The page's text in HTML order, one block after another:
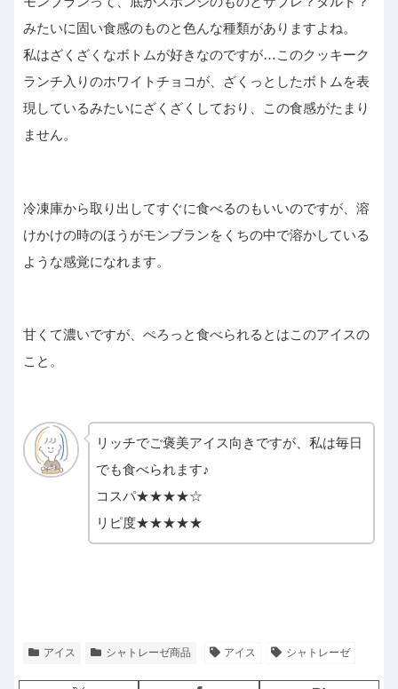
みたいに固い食感のものと色んな種類がありますよね。
私はざくざくなボトムが好きなのですが…このクッキーク
ランチ入りのホワイトチョコが、ざくっとしたボトムを表
現しているみたいにざくざくしており、この食感がたまり
ません。
冷凍庫から取り出してすぐに食べるのもいいのですが、溶
けかけの時のほうがモンブランをくちの中で溶かしている
ような感覚になれます。
甘くて濃いですが、ぺろっと食べられるとはこのアイスの
こと。
リッチでご褒美アイス向きですが、私は毎日
でも食べられます♪
コスパ★★★★☆
リピ度★★★★★
アイス シャトレーゼ商品 アイス シャトレーゼ